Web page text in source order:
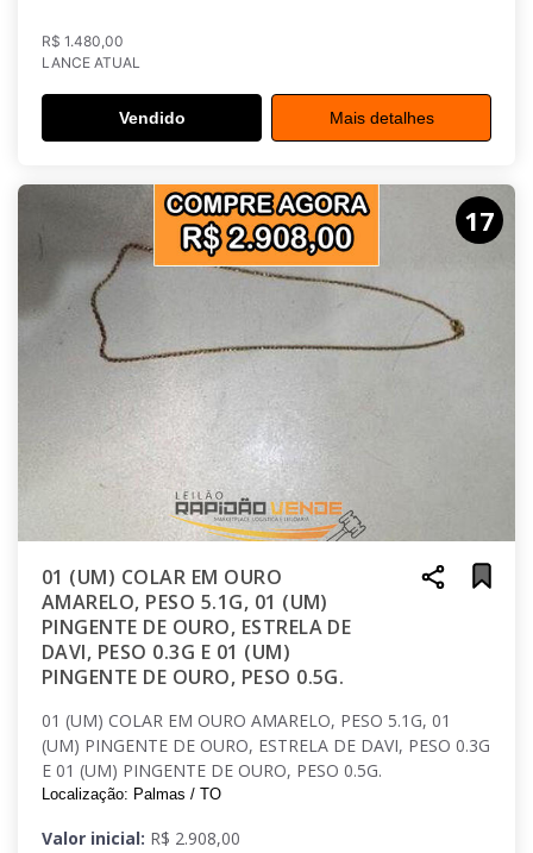
R$ 1.480,00
LANCE ATUAL
Vendido Mais detalhes
17
01 (UM) COLAR EM OURO
AMARELO, PESO 5.1G, 01 (UM)
PINGENTE DE OURO, ESTRELA DE
DAVI, PESO 0.3G E 01 (UM)
PINGENTE DE OURO, PESO 0.5G.
01 (UM) COLAR EM OURO AMARELO, PESO 5.1G, 01
(UM) PINGENTE DE OURO, ESTRELA DE DAVI, PESO 0.3G
E 01 (UM) PINGENTE DE OURO, PESO 0.5G.
Localização: Palmas / TO
Valor inicial: R$ 2.908,00